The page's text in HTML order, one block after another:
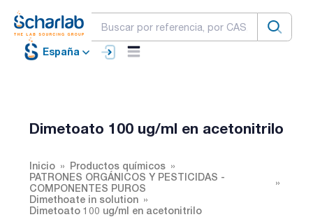
España
Dimetoato 100 ug/ml en acetonitrilo
Inicio
Productos químicos
PATRONES ORGÁNICOS Y PESTICIDAS -
COMPONENTES PUROS
Dimethoate in solution
Dimetoato 100 ug/ml en acetonitrilo